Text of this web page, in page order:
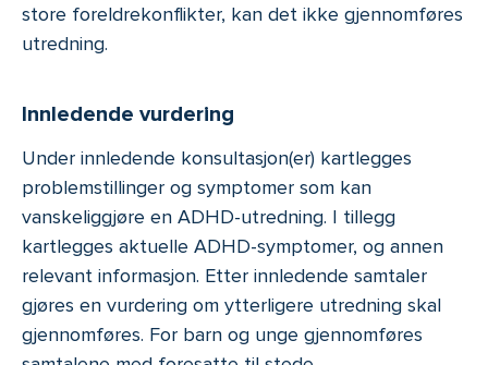
store foreldrekonflikter, kan det ikke gjennomføres
utredning.
Innledende vurdering
Under innledende konsultasjon(er) kartlegges
problemstillinger og symptomer som kan
vanskeliggjøre en ADHD-utredning. I tillegg
kartlegges aktuelle ADHD-symptomer, og annen
relevant informasjon. Etter innledende samtaler
gjøres en vurdering om ytterligere utredning skal
gjennomføres. For barn og unge gjennomføres